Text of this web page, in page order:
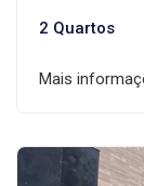
2 Quartos
Mais